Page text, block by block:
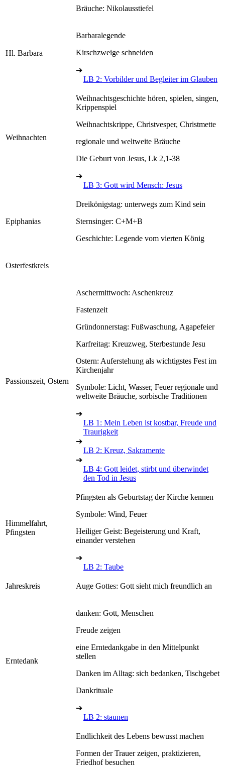
Bräuche: Nikolausstiefel
Hl. Barbara
Barbaralegende
Kirschzweige schneiden
➔
LB 2: Vorbilder und Begleiter im Glauben
Weihnachten
Weihnachtsgeschichte hören, spielen, singen,
Krippenspiel
Weihnachtskrippe, Christvesper, Christmette
regionale und weltweite Bräuche
Die Geburt von Jesus, Lk 2,1-38
➔
LB 3: Gott wird Mensch: Jesus
Epiphanias
Dreikönigstag: unterwegs zum Kind sein
Sternsinger: C+M+B
Geschichte: Legende vom vierten König
Osterfestkreis
Passionszeit, Ostern
Aschermittwoch: Aschenkreuz
Fastenzeit
Gründonnerstag: Fußwaschung, Agapefeier
Karfreitag: Kreuzweg, Sterbestunde Jesu
Ostern: Auferstehung als wichtigstes Fest im
Kirchenjahr
Symbole: Licht, Wasser, Feuer regionale und
weltweite Bräuche, sorbische Traditionen
➔
LB 1: Mein Leben ist kostbar, Freude und
Traurigkeit
➔
LB 2: Kreuz, Sakramente
➔
LB 4: Gott leidet, stirbt und überwindet
den Tod in Jesus
Himmelfahrt,
Pfingsten
Pfingsten als Geburtstag der Kirche kennen
Symbole: Wind, Feuer
Heiliger Geist: Begeisterung und Kraft,
einander verstehen
➔
LB 2: Taube
Jahreskreis Auge Gottes: Gott sieht mich freundlich an
Erntedank
danken: Gott, Menschen
Freude zeigen
eine Erntedankgabe in den Mittelpunkt
stellen
Danken im Alltag: sich bedanken, Tischgebet
Dankrituale
➔
LB 2: staunen
Endlichkeit des Lebens bewusst machen
Formen der Trauer zeigen, praktizieren,
Friedhof besuchen